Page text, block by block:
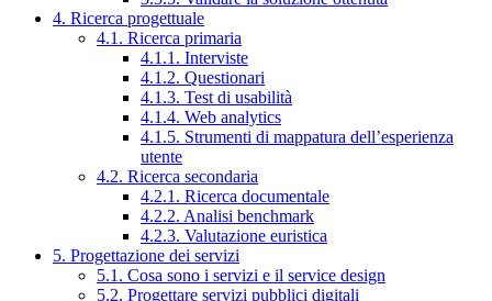
4. Ricerca progettuale
4.1. Ricerca primaria
4.1.1. Interviste
4.1.2. Questionari
4.1.3. Test di usabilità
4.1.4. Web analytics
4.1.5. Strumenti di mappatura dell’esperienza
utente
4.2. Ricerca secondaria
4.2.1. Ricerca documentale
4.2.2. Analisi benchmark
4.2.3. Valutazione euristica
5. Progettazione dei servizi
5.1. Cosa sono i servizi e il service design
5.2. Progettare servizi pubblici digitali